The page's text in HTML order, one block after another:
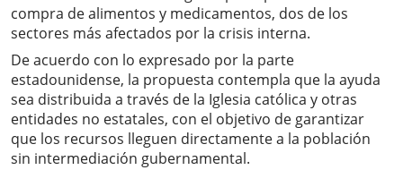
compra de alimentos y medicamentos, dos de los
sectores más afectados por la crisis interna.
De acuerdo con lo expresado por la parte
estadounidense, la propuesta contempla que la ayuda
sea distribuida a través de la Iglesia católica y otras
entidades no estatales, con el objetivo de garantizar
que los recursos lleguen directamente a la población
sin intermediación gubernamental.